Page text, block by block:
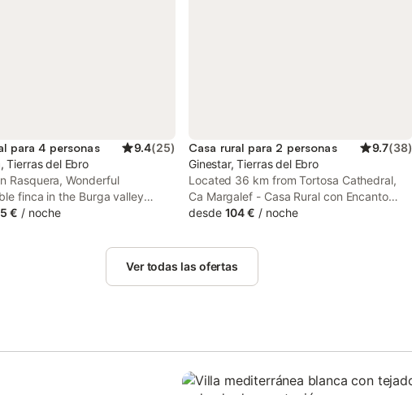
para 4 personas 9.4(25)
Tierras del Ebro
Rasquera, Wonderful
finca in the Burga valley
with private
drive. Guests can benefit from
€ / noche
Casa rural para 2 personas 9.7(38)
Ginestar, Tierras del Ebro
Located 36 km from Tortosa Cathedral,
Ca Margalef - Casa Rural con Encanto
offers air-conditioned accommodation
accommodation provides a patio and a
swimming pool.
desde 104 € / noche
Ver todas las ofertas